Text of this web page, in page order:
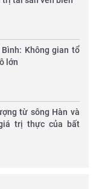
Bình: Không gian tổ
lớn
từ sông Hàn và
trị thực của bất